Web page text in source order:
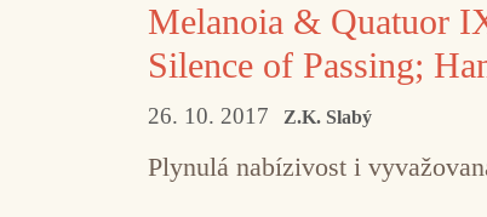
Melanoia & Quatuor
Silence of Passing;
26. 10. 2017 Z.K. Slabý
Plynulá nabízivost i